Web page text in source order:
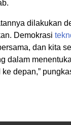
dilakukan
Demokrasi
dan kita
dalam
ke depan,”